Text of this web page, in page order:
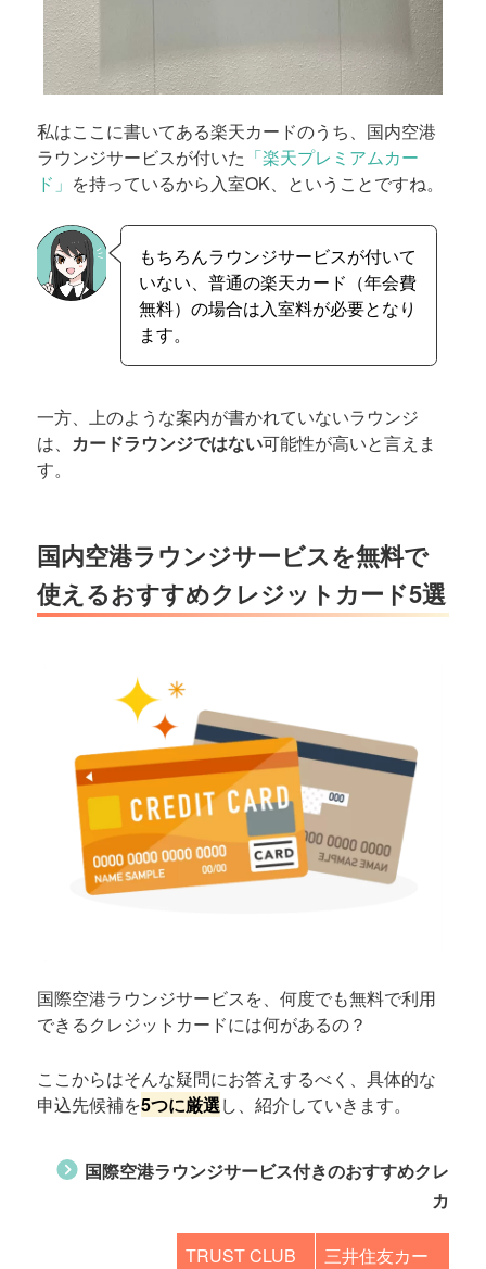
私はここに書いてある楽天カードのうち、国内空港
ラウンジサービスが付いた 「楽天プレミアムカー
ド」 を持っているから入室OK、ということですね。
もちろんラウンジサービスが付いて
いない、普通の楽天カード（年会費
無料）の場合は入室料が必要となり
ます。
一方、上のような案内が書かれていないラウンジ
は、 カードラウンジではない可能性が高いと言えま
す。
国内空港ラウンジサービスを無料で
使えるおすすめクレジットカード5選
国際空港ラウンジサービスを、何度でも無料で利用
できるクレジットカードには何があるの？
ここからはそんな疑問にお答えするべく、具体的な
申込先候補を5つに厳選し、紹介していきます。
国際空港ラウンジサービス付きのおすすめクレ
カ
TRUST CLUB 三井住友カー